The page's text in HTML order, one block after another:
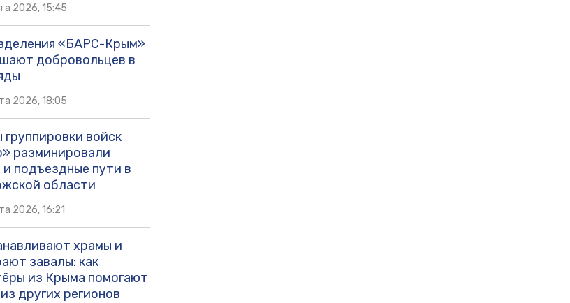
2026, 15:45
«БАРС-Крым»
добровольцев в
2026, 18:05
группировки войск
разминировали
и подъездные пути в
области
2026, 16:21
храмы и
завалы: как
из Крыма помогают
других регионов